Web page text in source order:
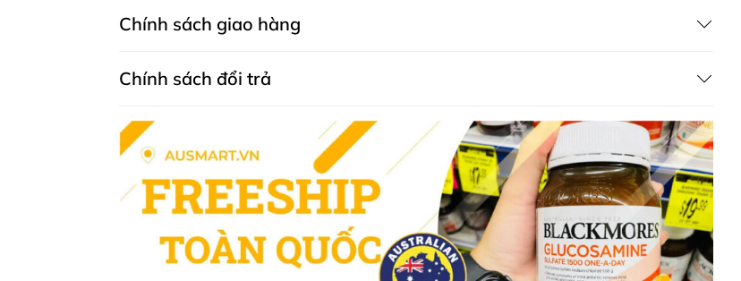
Thành phần kem chống lão hoá, chống nhăn John Plunkett's SuperLift
Super Wrinkle
quanh mắt đến 40% và cải thiện nếp nhăn quanh môi lên đến 80%.
: Các vitamin chống oxy hóa giúp trung hòa căng thẳng môi
trường. Vitamin C làm mịn và săn chắc da, trong khi Vitamin E giúp da giữ ẩm tự
nhiên.
Hyaluramine-100: Khả năng giữ nước gấp 1800 lần trọng lượng của nó, tăng cường
độ ẩm cho da.
Unisteron Y-50® : Phytosterol tự nhiên giúp tăng độ đàn hồi, độ ẩm và làm mịn da.
Sau 28 ngày, độ đàn hồi cải thiện gần 30%, độ mịn cải thiện 24% và độ ẩm tăng
Chính sách giao hàng
Chính sách đổi trả